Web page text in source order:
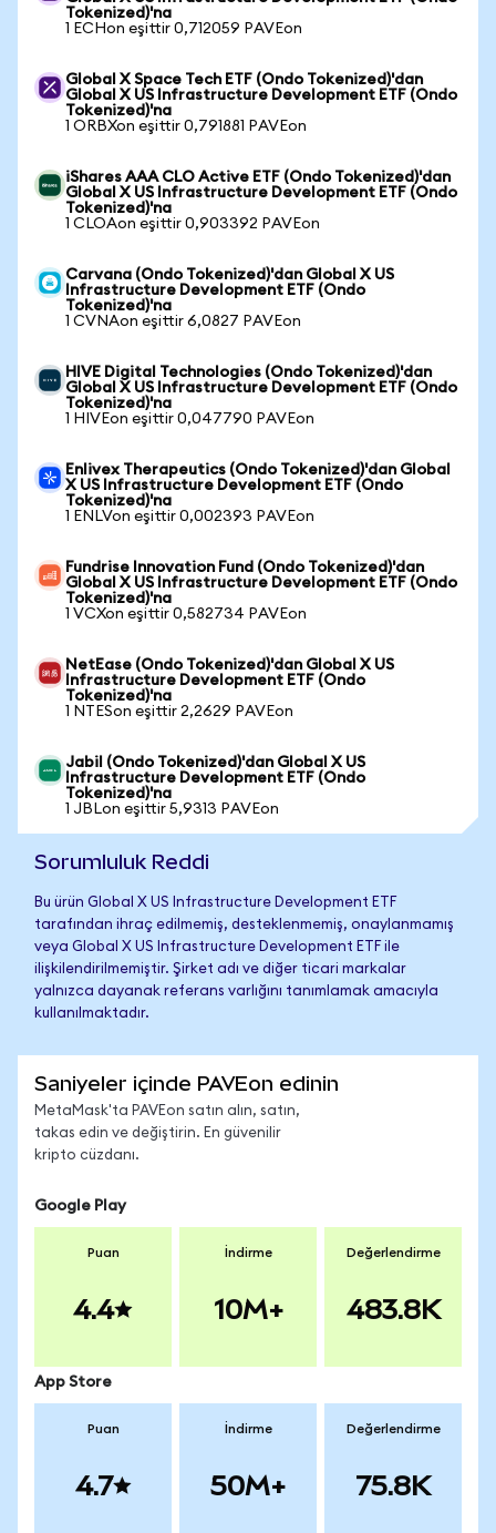
Tokenized)'na
1 ECHon eşittir 0,712059 PAVEon
Global X Space Tech ETF (Ondo Tokenized)'dan
Global X US Infrastructure Development ETF (Ondo
Tokenized)'na
1 ORBXon eşittir 0,791881 PAVEon
iShares AAA CLO Active ETF (Ondo Tokenized)'dan
Global X US Infrastructure Development ETF (Ondo
Tokenized)'na
1 CLOAon eşittir 0,903392 PAVEon
Carvana (Ondo Tokenized)'dan Global X US
Infrastructure Development ETF (Ondo
Tokenized)'na
1 CVNAon eşittir 6,0827 PAVEon
HIVE Digital Technologies (Ondo Tokenized)'dan
Global X US Infrastructure Development ETF (Ondo
Tokenized)'na
1 HIVEon eşittir 0,047790 PAVEon
Enlivex Therapeutics (Ondo Tokenized)'dan Global
X US Infrastructure Development ETF (Ondo
Tokenized)'na
1 ENLVon eşittir 0,002393 PAVEon
Fundrise Innovation Fund (Ondo Tokenized)'dan
Global X US Infrastructure Development ETF (Ondo
Tokenized)'na
1 VCXon eşittir 0,582734 PAVEon
NetEase (Ondo Tokenized)'dan Global X US
Infrastructure Development ETF (Ondo
Tokenized)'na
1 NTESon eşittir 2,2629 PAVEon
Jabil (Ondo Tokenized)'dan Global X US
Infrastructure Development ETF (Ondo
Tokenized)'na
1 JBLon eşittir 5,9313 PAVEon
Sorumluluk Reddi
Bu ürün Global X US Infrastructure Development ETF
tarafından ihraç edilmemiş, desteklenmemiş, onaylanmamış
veya Global X US Infrastructure Development ETF ile
ilişkilendirilmemiştir. Şirket adı ve diğer ticari markalar
yalnızca dayanak referans varlığını tanımlamak amacıyla
kullanılmaktadır.
Saniyeler içinde PAVEon edinin
MetaMask'ta PAVEon satın alın, satın,
takas edin ve değiştirin. En güvenilir
kripto cüzdanı.
Google Play
Puan
4.4
İndirme
10M+
Değerlendirme
483.8K
App Store
Puan
4.7
İndirme
50M+
Değerlendirme
75.8K